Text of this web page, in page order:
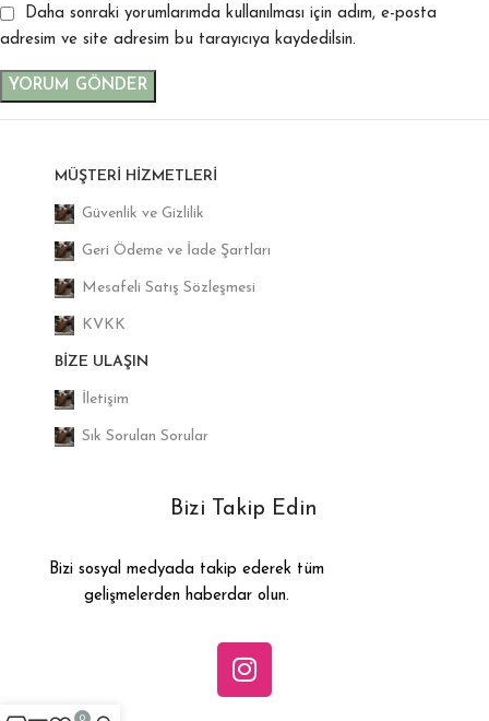
Daha sonraki yorumlarımda kullanılması için adım, e-posta
adresim ve site adresim bu tarayıcıya kaydedilsin.
MÜŞTERI HIZMETLERI
Güvenlik ve Gizlilik
Geri Ödeme ve İade Şartları
Mesafeli Satış Sözleşmesi
KVKK
BIZE ULAŞIN
İletişim
Sık Sorulan Sorular
Bizi Takip Edin
Bizi sosyal medyada takip ederek tüm
gelişmelerden haberdar olun.
0